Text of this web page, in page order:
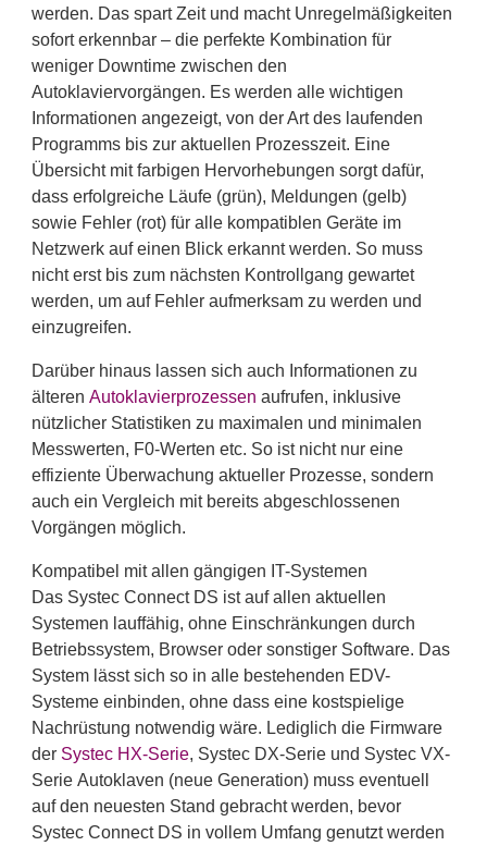
werden. Das spart Zeit und macht Unregelmäßigkeiten
sofort erkennbar – die perfekte Kombination für
weniger Downtime zwischen den
Autoklaviervorgängen. Es werden alle wichtigen
Informationen angezeigt, von der Art des laufenden
Programms bis zur aktuellen Prozesszeit. Eine
Übersicht mit farbigen Hervorhebungen sorgt dafür,
dass erfolgreiche Läufe (grün), Meldungen (gelb)
sowie Fehler (rot) für alle kompatiblen Geräte im
Netzwerk auf einen Blick erkannt werden. So muss
nicht erst bis zum nächsten Kontrollgang gewartet
werden, um auf Fehler aufmerksam zu werden und
einzugreifen.
Darüber hinaus lassen sich auch Informationen zu
älteren Autoklavierprozessen aufrufen, inklusive
nützlicher Statistiken zu maximalen und minimalen
Messwerten, F0-Werten etc. So ist nicht nur eine
effiziente Überwachung aktueller Prozesse, sondern
auch ein Vergleich mit bereits abgeschlossenen
Vorgängen möglich.
Kompatibel mit allen gängigen IT-Systemen
Das Systec Connect DS ist auf allen aktuellen
Systemen lauffähig, ohne Einschränkungen durch
Betriebssystem, Browser oder sonstiger Software. Das
System lässt sich so in alle bestehenden EDV-
Systeme einbinden, ohne dass eine kostspielige
Nachrüstung notwendig wäre. Lediglich die Firmware
der Systec HX-Serie, Systec DX-Serie und Systec VX-
Serie Autoklaven (neue Generation) muss eventuell
auf den neuesten Stand gebracht werden, bevor
Systec Connect DS in vollem Umfang genutzt werden